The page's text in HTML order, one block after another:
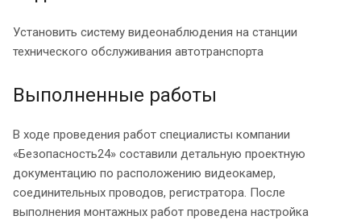
Установить систему видеонаблюдения на станции
технического обслуживания автотранспорта
Выполненные работы
В ходе проведения работ специалисты компании
«Безопасность24» составили детальную проектную
документацию по расположению видеокамер,
соединительных проводов, регистратора. После
выполнения монтажных работ проведена настройка